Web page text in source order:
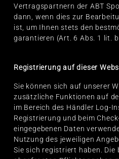
Vertragspartnern der ABT
dann, wenn dies zur
ist, um Ihnen stets den
garantieren (Art. 6 Abs. 1 lit. b
Registrierung auf dieser
Sie können sich auf unserer
zusätzliche Funktionen auf
im Bereich des Händler Log-
Registrierung und beim
eingegebenen Daten
Nutzung des jeweiligen
Sie sich registriert haben. Die